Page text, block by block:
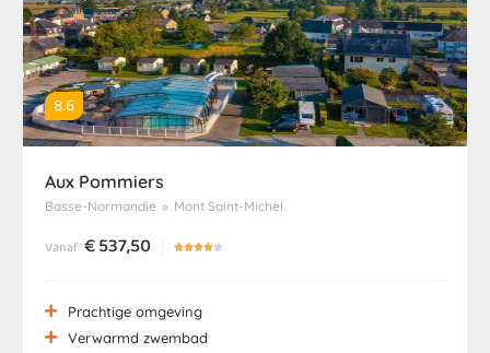
8.6
Aux Pommiers
Basse-Normandie » Mont Saint-Michel
Vanaf €537,50 
Prachtige omgeving
Verwarmd zwembad